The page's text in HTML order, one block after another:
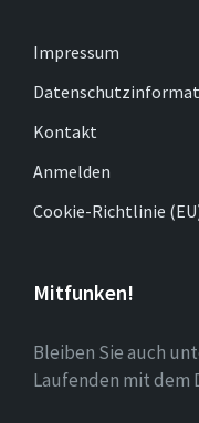
Impressum
Kontakt
Anmelden
Cookie-Richtlinie
Mitfunken!
Bleiben Sie auch
Laufenden mit dem